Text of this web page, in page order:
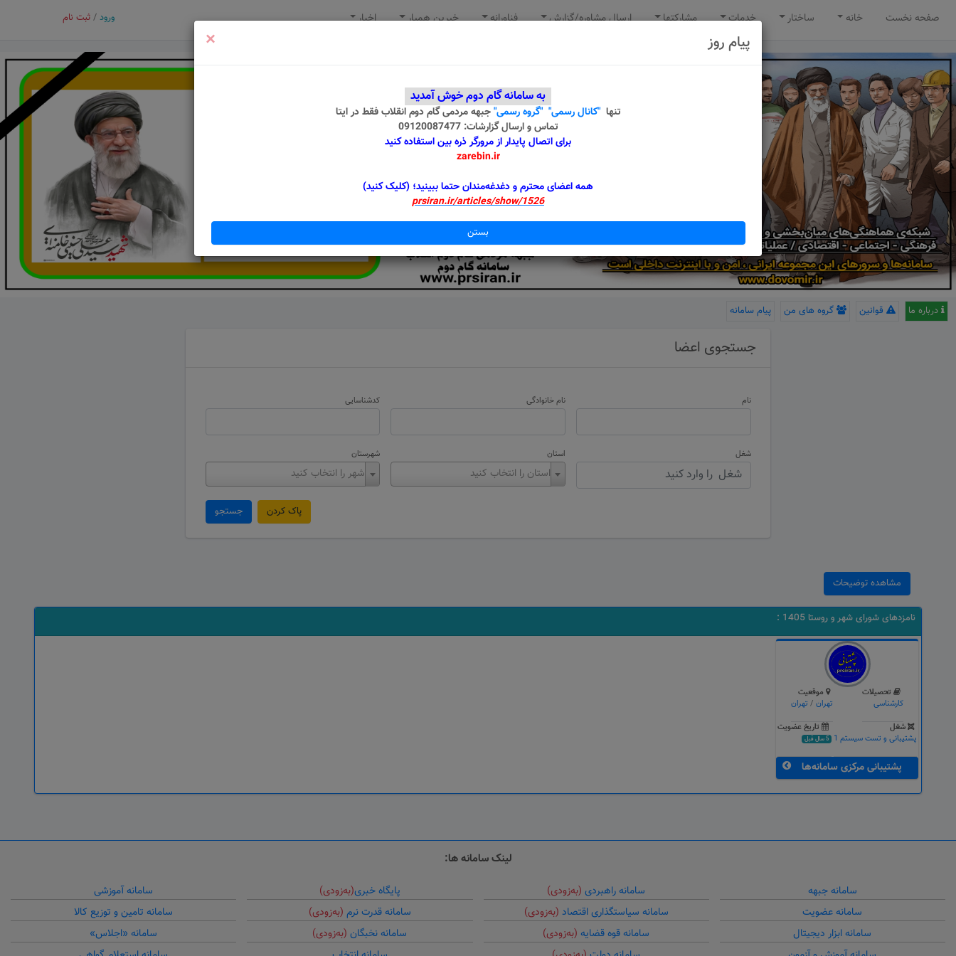
صفحه نخست خانه ساختار خدمات مشارکتها ارسال مشاوره/گزارش فناورانه خیرین همیار اخبار ورود / ثبت نام
درباره ما قوانین گروه های من پیام سامانه
جستجوی اعضا
نام نام خانوادگی کدشناسایی
شغل استان
استان را انتخاب کنید
شهرستان
شهر را انتخاب کنید
جستجو پاک کردن
مشاهده توضیحات
نامزدهای شورای شهر و روستا 1405 :
تحصیلات
کارشناسی
موقعیت
تهران/ تهران
شغل
پشتیبانی و تست سیستم 1
تاریخ عضویت
5 سال قبل
پشتیبانی مرکزی سامانه‌ها
لینک سامانه ها:
سامانه جبهه
سامانه عضویت
سامانه ابزار دیجیتال
سامانه راهبردی (به‌زودی)
سامانه سیاستگذاری اقتصاد (به‌زودی)
سامانه قوه قضایه (به‌زودی)
پایگاه خبری(به‌زودی)
سامانه قدرت نرم (به‌زودی)
سامانه نخبگان (به‌زودی)
سامانه آموزشی
سامانه تامین و توزیع کالا
سامانه «اجلاس»
پیام روز ×
به سامانه گام دوم خوش آمدید
تنها"کانال رسمی" "گروه رسمی"جبهه مردمی گام دوم انقلابفقط در ایتا
تماس و ارسال گزارشات: 09120087477
برای اتصال پایدار از مرورگر ذره بین استفاده کنید
zarebin.ir
همه اعضای محترم و دغدغه‌مندان حتما ببینید؛ (کلیک کنید)
prsiran.ir/articles/show/1526
بستن